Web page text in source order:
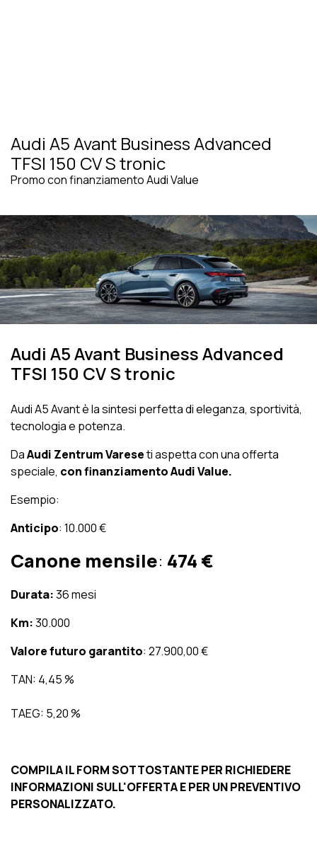
Audi A5 Avant Business Advanced
TFSI 150 CV S tronic
Promo con finanziamento Audi Value
Audi A5 Avant Business Advanced
TFSI 150 CV S tronic
Audi A5 Avant è la sintesi perfetta di eleganza, sportività,
tecnologia e potenza.
DaAudi Zentrum Vareseti aspetta con una offerta
speciale, con finanziamento Audi Value.
Esempio:
Anticipo: 10.000 €
Canone mensile: 474 €
Durata:36 mesi
Km:30.000
Valore futuro garantito: 27.900,00 €
TAN: 4,45 %
TAEG: 5,20 %
COMPILA IL FORM SOTTOSTANTE PER RICHIEDERE
INFORMAZIONI SULL'OFFERTA E PER UN PREVENTIVO
PERSONALIZZATO.